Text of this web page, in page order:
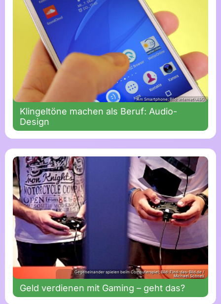
Am Smartphone; Bild: Internet-ABC
Klingeltöne machen als Beruf: Audio-
Design
Gegeneinander spielen beim Computerspiel; Bild: Find-das-Bild.de /
Michael Schnell
Geld verdienen mit Gaming – geht das?